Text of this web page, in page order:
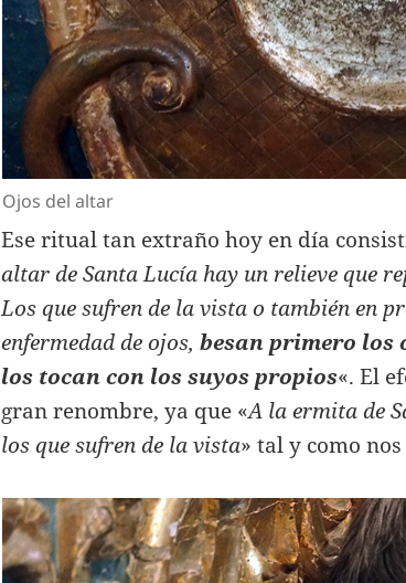
Ojos del altar
Ese ritual tan extraño hoy en día
altar de Santa Lucía hay un relieve que
Los que sufren de la vista o también en
enfermedad de ojos,besan primero los
los tocan con los suyos propios«. El
gran renombre, ya que «A la ermita de
los que sufren de la vista» tal y como